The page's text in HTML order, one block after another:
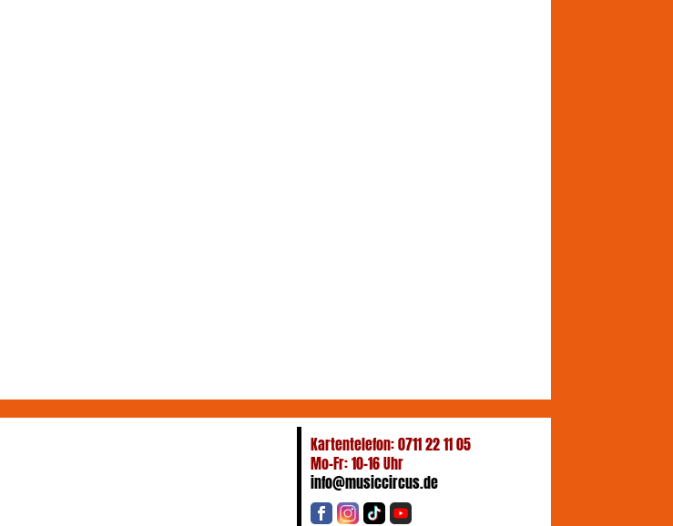
Kartentelefon: 0711 22 11 05
Mo-Fr: 10-16 Uhr
info@musiccircus.de